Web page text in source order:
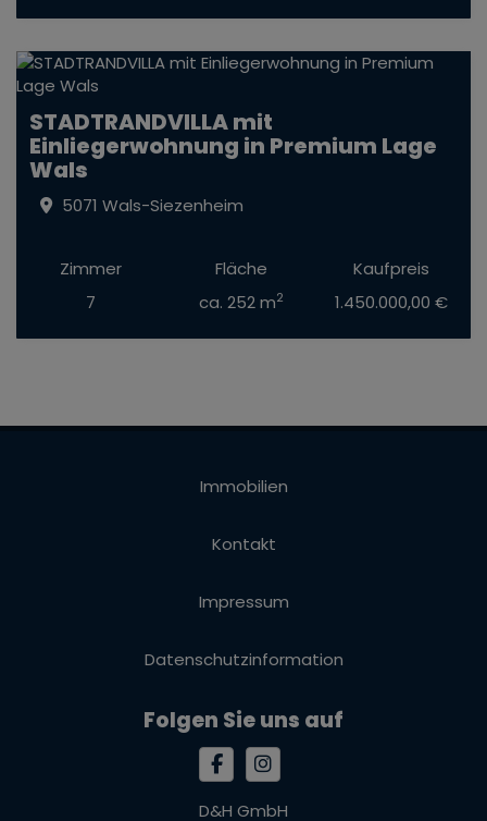
STADTRANDVILLA mit
Einliegerwohnung in Premium Lage
Wals
5071 Wals-Siezenheim
Zimmer
7
Fläche
ca. 252 m2
Kaufpreis
1.450.000,00 €
Immobilien
Kontakt
Impressum
Datenschutzinformation
Folgen Sie uns auf
D&H GmbH